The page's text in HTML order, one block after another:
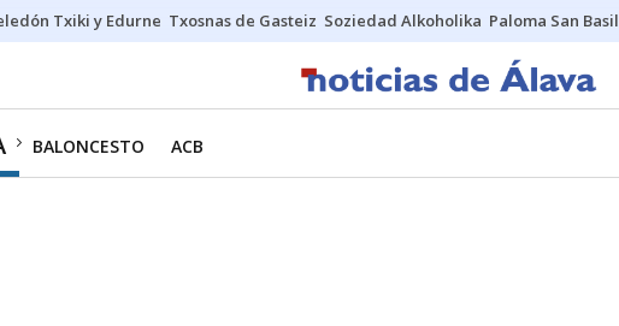
Txiki y Edurne Txosnas de Gasteiz Soziedad Alkoholika Paloma San
BALONCESTO ACB